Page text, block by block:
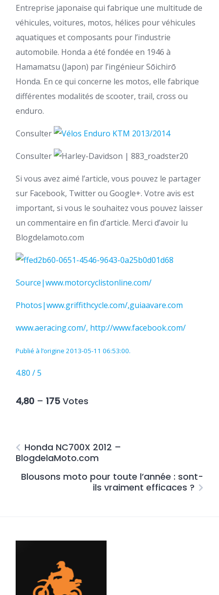
Entreprise japonaise qui fabrique une multitude de
véhicules, voitures, motos, hélices pour véhicules
aquatiques et composants pour l’industrie
automobile. Honda a été fondée en 1946 à
Hamamatsu (Japon) par l’ingénieur Sōichirō
Honda. En ce qui concerne les motos, elle fabrique
différentes modalités de scooter, trail, cross ou
enduro.
Consulter
Consulter
Si vous avez aimé l’article, vous pouvez le partager
sur Facebook, Twitter ou Google+. Votre avis est
important, si vous le souhaitez vous pouvez laisser
un commentaire en fin d’article. Merci d’avoir lu
Blogdelamoto.com
Source|www.motorcyclistonline.com/
Photos|www.griffithcycle.com/,guiaavare.com
www.aeracing.com/, http://www.facebook.com/
Publié à l’origine 2013-05-11 06:53:00.
4.80 / 5
4,80 – 175 Votes
Honda NC700X 2012 –
BlogdelaMoto.com
Blousons moto pour toute l’année : sont-
ils vraiment efficaces ?